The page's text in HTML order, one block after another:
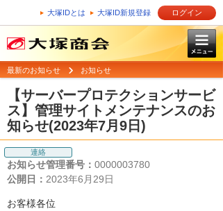
大塚IDとは 大塚ID新規登録 ログイン
最新のお知らせ お知らせ
【サーバープロテクションサービ
ス】管理サイトメンテナンスのお
知らせ(2023年7月9日)
連絡
お知らせ管理番号： 0000003780
公開日： 2023年6月29日
お客様各位